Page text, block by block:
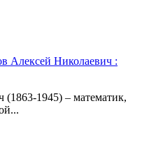
Алексей Николаевич :
1945) – математик,